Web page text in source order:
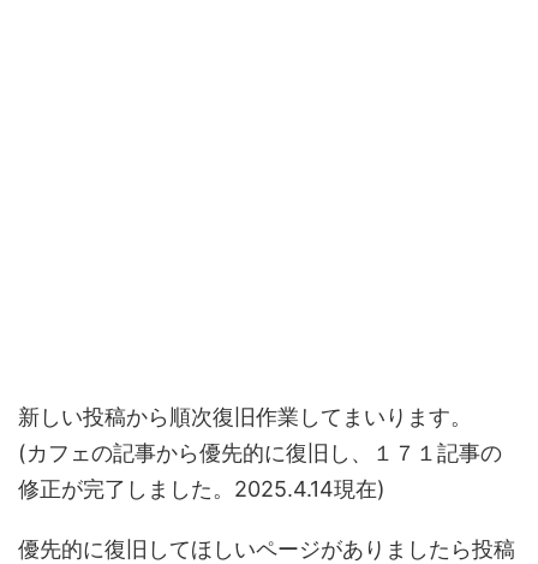
新しい投稿から順次復旧作業してまいります。
(カフェの記事から優先的に復旧し、１７１記事の
修正が完了しました。2025.4.14現在)
優先的に復旧してほしいページがありましたら投稿